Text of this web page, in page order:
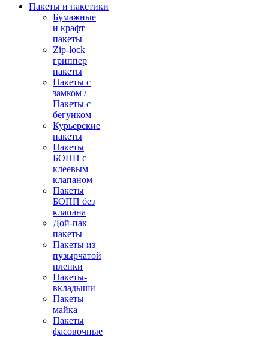
Пакеты и пакетики
Бумажные
и крафт
пакеты
Zip-lock
гриппер
пакеты
Пакеты с
замком /
Пакеты с
бегунком
Курьерские
пакеты
Пакеты
БОПП с
клеевым
клапаном
Пакеты
БОПП без
клапана
Дой-пак
пакеты
Пакеты из
пузырчатой
пленки
Пакеты-
вкладыши
Пакеты
майка
Пакеты
фасовочные